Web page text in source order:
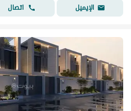
الإيميل
اتصال